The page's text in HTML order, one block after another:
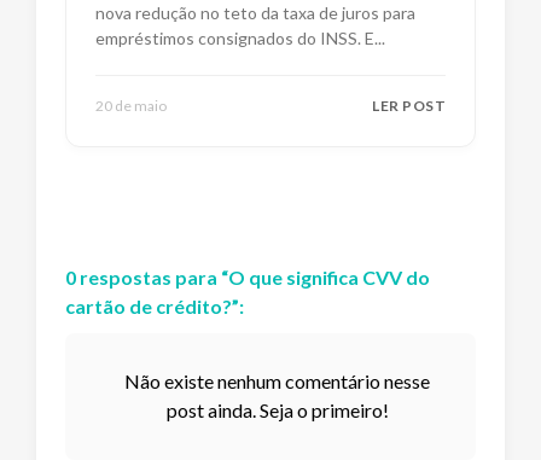
nova redução no teto da taxa de juros para
empréstimos consignados do INSS. E...
20 de maio LER POST
0 respostas para “O que significa CVV do
cartão de crédito?”:
Não existe nenhum comentário nesse
post ainda. Seja o primeiro!